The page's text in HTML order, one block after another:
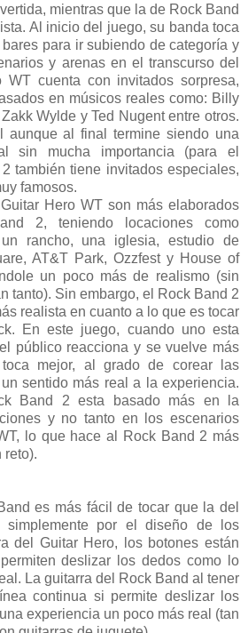
mientras que la de Rock Band
Al inicio del juego, su banda toca
para ir subiendo de categoría y
y arenas en el transcurso del
WT cuenta con invitados sorpresa,
en músicos reales como: Billy
Wylde y Ted Nugent entre otros.
aunque al final termine siendo una
sin mucha importancia (para el
también tiene invitados especiales,
famosos.
Hero WT son más elaborados
2, teniendo locaciones como
un rancho, una iglesia, estudio de
AT&T Park, Ozzfest y House of
un poco más de realismo (sin
tanto). Sin embargo, el Rock Band 2
realista en cuanto a lo que es tocar
En este juego, cuando uno esta
público reacciona y se vuelve más
mejor, al grado de corear las
sentido más real a la experiencia.
Band 2 esta basado más en la
y no tanto en los escenarios
lo que hace al Rock Band 2 más
reto).
es más fácil de tocar que la del
simplemente por el diseño de los
del Guitar Hero, los botones están
deslizar los dedos como lo
La guitarra del Rock Band al tener
continua si permite deslizar los
experiencia un poco más real (tan